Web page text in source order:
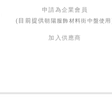
申請為企業會員
(目前提供朝陽服飾材料街中盤使用
加入供應商